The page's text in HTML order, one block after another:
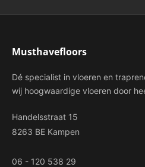
Musthavefloors
Dé specialist in vloeren en
wij hoogwaardige vloeren door
Handelsstraat 15
8263 BE Kampen
06 - 120 538 29